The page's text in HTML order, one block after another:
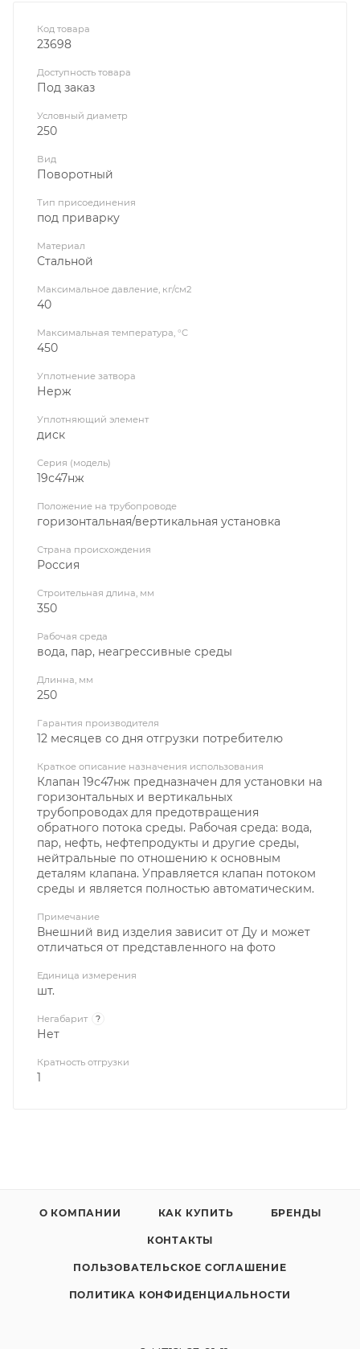
Код товара
23698
Доступность товара
Под заказ
Условный диаметр
250
Вид
Поворотный
Тип присоединения
под приварку
Материал
Стальной
Максимальное давление, кг/см2
40
Максимальная температура, °C
450
Уплотнение затвора
Нерж
Уплотняющий элемент
диск
Серия (модель)
19с47нж
Положение на трубопроводе
горизонтальная/вертикальная установка
Страна происхождения
Россия
Строительная длина, мм
350
Рабочая среда
вода, пар, неагрессивные среды
Длинна, мм
250
Гарантия производителя
12 месяцев со дня отгрузки потребителю
Краткое описание назначения использования
Клапан 19с47нж предназначен для установки на
горизонтальных и вертикальных
трубопроводах для предотвращения
обратного потока среды. Рабочая среда: вода,
пар, нефть, нефтепродукты и другие среды,
нейтральные по отношению к основным
деталям клапана. Управляется клапан потоком
среды и является полностью автоматическим.
Примечание
Внешний вид изделия зависит от Ду и может
отличаться от представленного на фото
Единица измерения
шт.
Негабарит ?
Нет
Кратность отгрузки
1
О КОМПАНИИ КАК КУПИТЬ БРЕНДЫ
КОНТАКТЫ
ПОЛЬЗОВАТЕЛЬСКОЕ СОГЛАШЕНИЕ
ПОЛИТИКА КОНФИДЕНЦИАЛЬНОСТИ